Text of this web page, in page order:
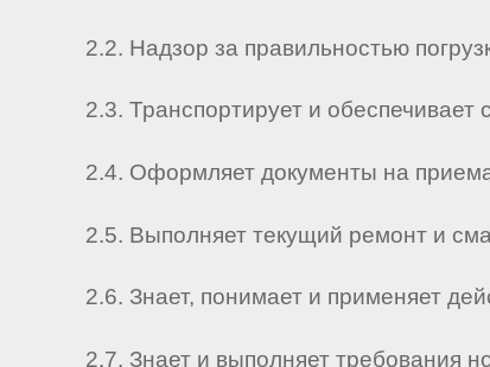
2.2. Надзор за правильностью
2.3. Транспортирует и обеспечивает
2.4. Оформляет документы на
2.5. Выполняет текущий ремонт и
2.6. Знает, понимает и применяет
2.7. Знает и выполняет требования